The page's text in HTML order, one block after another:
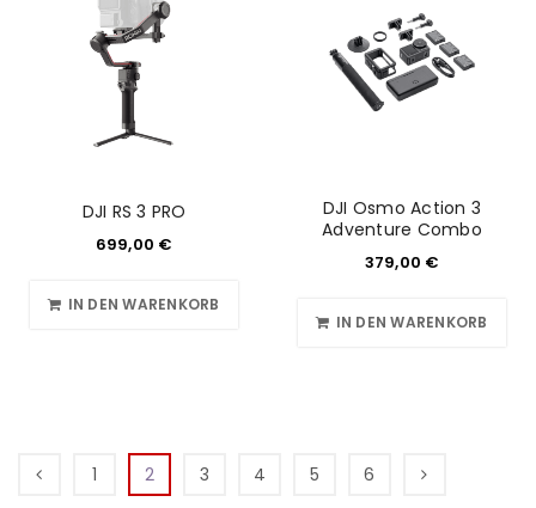
DJI RS 3 PRO
699,00 €
IN DEN WARENKORB
DJI Osmo Action 3
Adventure Combo
379,00 €
IN DEN WARENKORB
1 2 3 4 5 6